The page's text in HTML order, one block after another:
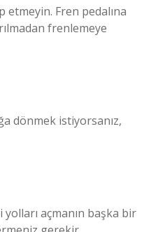
etmeyin. Fren pedalına
frenlemeye
dönmek istiyorsanız,
açmanın başka bir